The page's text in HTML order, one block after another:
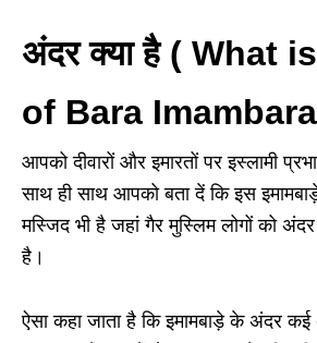
अंदर क्या है ( What
of Bara
आपको दीवारों और इमारतों पर इस्लामी
साथ ही साथ आपको बता दें कि इस
मस्जिद भी है जहां गैर मुस्लिम लोगों को
है।
ऐसा कहा जाता है कि इमामबाड़े के अंदर कई